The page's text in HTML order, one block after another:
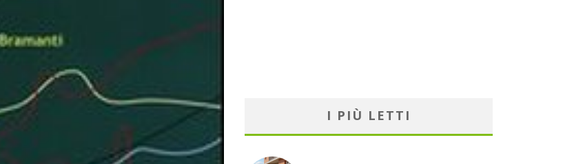
I PIÙ LETTI